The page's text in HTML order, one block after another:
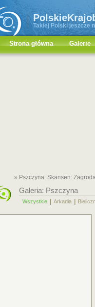
Takiej Polski jeszcze
Strona główna Galerie
» Pszczyna. Skansen:
Galeria: Pszczyna
Wszystkie Arkadia